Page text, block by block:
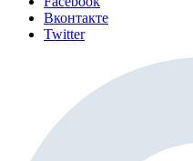
Вконтакте
Twitter